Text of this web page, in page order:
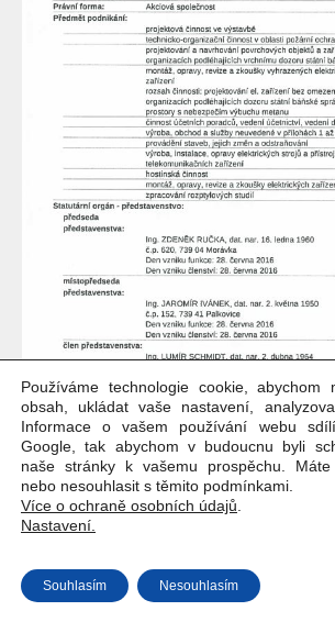
Copyright © Weiron Dynamics, s.r.o. |
SEO
Používáme technologie cookie, abychom
obsah, ukládat vaše nastavení,
Informace o vašem používání webu
Google, tak abychom v budoucnu byli
naše stránky k vašemu prospěchu. Máte
nebo nesouhlasit s těmito podmínkami.
Více o ochraně osobních údajů
Nastavení.
Souhlasím Nesouhlasím